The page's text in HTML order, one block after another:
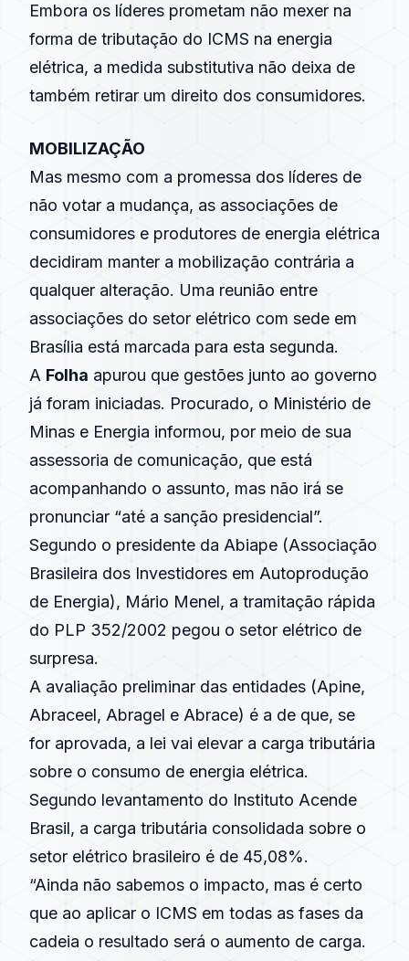
Embora os líderes prometam não mexer na
forma de tributação do ICMS na energia
elétrica, a medida substitutiva não deixa de
também retirar um direito dos consumidores.
MOBILIZAÇÃO
Mas mesmo com a promessa dos líderes de
não votar a mudança, as associações de
consumidores e produtores de energia elétrica
decidiram manter a mobilização contrária a
qualquer alteração. Uma reunião entre
associações do setor elétrico com sede em
Brasília está marcada para esta segunda.
A Folha apurou que gestões junto ao governo
já foram iniciadas. Procurado, o Ministério de
Minas e Energia informou, por meio de sua
assessoria de comunicação, que está
acompanhando o assunto, mas não irá se
pronunciar “até a sanção presidencial”.
Segundo o presidente da Abiape (Associação
Brasileira dos Investidores em Autoprodução
de Energia), Mário Menel, a tramitação rápida
do PLP 352/2002 pegou o setor elétrico de
surpresa.
A avaliação preliminar das entidades (Apine,
Abraceel, Abragel e Abrace) é a de que, se
for aprovada, a lei vai elevar a carga tributária
sobre o consumo de energia elétrica.
Segundo levantamento do Instituto Acende
Brasil, a carga tributária consolidada sobre o
setor elétrico brasileiro é de 45,08%.
“Ainda não sabemos o impacto, mas é certo
que ao aplicar o ICMS em todas as fases da
cadeia o resultado será o aumento de carga.